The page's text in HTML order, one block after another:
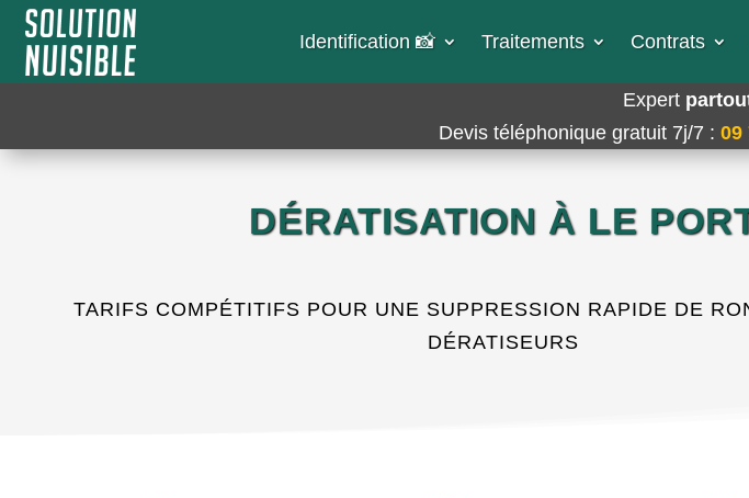
Identification 📸​ Traitements Contrats
Expert
Devis téléphonique gratuit 7j/7 : 09
DÉRATISATION À LE
TARIFS COMPÉTITIFS POUR UNE SUPPRESSION RAPIDE DE
DÉRATISEURS